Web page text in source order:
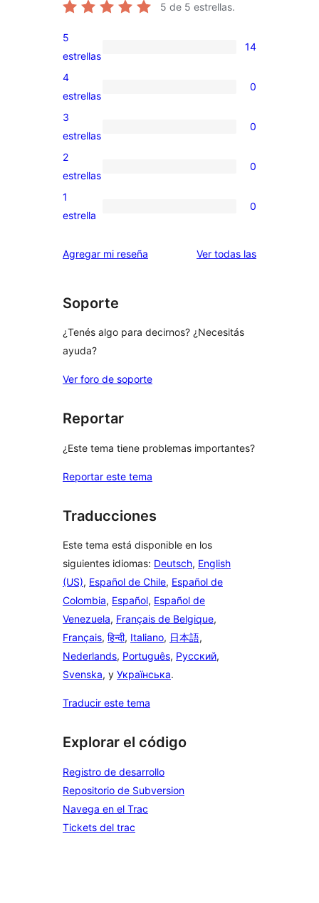
5 de 5 estrellas.
14
valoraciones
de
5
estrellas
14
0
valoraciones
de
4
estrellas
0
0
valoraciones
de
3
estrellas
0
0
valoraciones
de
estrellas
2
estrellas
0
0
de
1
estrella
0
Agregar mi reseña Ver todas lasreseñas
Soporte
¿Tenés algo para decirnos? ¿Necesitás
ayuda?
Ver foro de soporte
Reportar
¿Este tema tiene problemas importantes?
Reportar este tema
Traducciones
Este tema está disponible en los
siguientes idiomas: Deutsch, English
(US), Español de Chile, Español de
Colombia, Español, Español de
Venezuela, Français de Belgique,
Français, हिन्दी, Italiano, 日本語,
Nederlands, Português, Русский,
Svenska, y Українська.
Traducir este tema
Explorar el código
Registro de desarrollo
Repositorio de Subversion
Navega en el Trac
Tickets del trac